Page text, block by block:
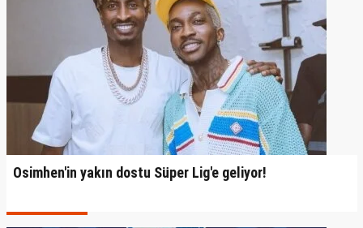
Osimhen'in yakın dostu Süper Lig'e geliyor!